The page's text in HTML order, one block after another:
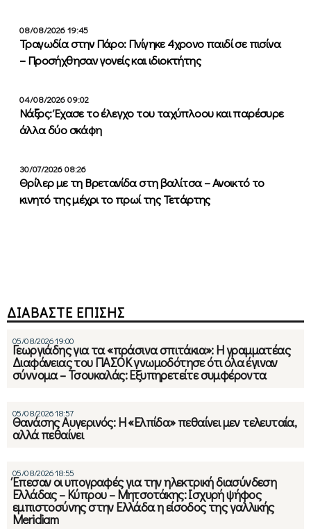
08/08/2026 19:45
Τραγωδία στην Πάρο: Πνίγηκε 4χρονο παιδί σε πισίνα
– Προσήχθησαν γονείς και ιδιοκτήτης
04/08/2026 09:02
Νάξος: Έχασε το έλεγχο του ταχύπλοου και παρέσυρε
άλλα δύο σκάφη
30/07/2026 08:26
Θρίλερ με τη Βρετανίδα στη βαλίτσα – Ανοικτό το
κινητό της μέχρι το πρωί της Τετάρτης
ΔΙΑΒΑΣΤΕ ΕΠΙΣΗΣ
05/08/2026 19:00
Γεωργιάδης για τα «πράσινα σπιτάκια»: Η γραμματέας
Διαφάνειας του ΠΑΣΟΚ γνωμοδότησε ότι όλα έγιναν
σύννομα – Τσουκαλάς: Εξυπηρετείτε συμφέροντα
05/08/2026 18:57
Θανάσης Αυγερινός: Η «Ελπίδα» πεθαίνει μεν τελευταία,
αλλά πεθαίνει
05/08/2026 18:55
Έπεσαν οι υπογραφές για την ηλεκτρική διασύνδεση
Ελλάδας – Κύπρου – Μητσοτάκης: Ισχυρή ψήφος
εμπιστοσύνης στην Ελλάδα η είσοδος της γαλλικής
Meridiam